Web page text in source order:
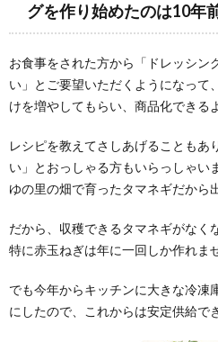
グを作り始めたのは10年前
お食事をされた方から「ドレッシン
い」とご要望いただくようになって
けを増やしてもらい、商品化できる
レシピを教えてさしあげることもあ
い」とおっしゃる方もいらっしゃい
ゆの里の畑で育ったタマネギだから
だから、収穫できるタマネギがなく
特に赤玉ねぎは年に一回しか作れま
でも今年からキッチンに大きな冷凍
にしたので、これからは安定供給で